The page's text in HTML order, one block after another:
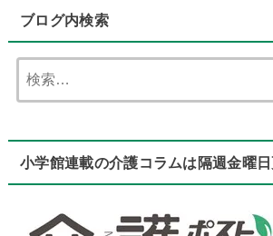
ブログ内検索
索:
小学館連載の介護コラムは隔週金曜